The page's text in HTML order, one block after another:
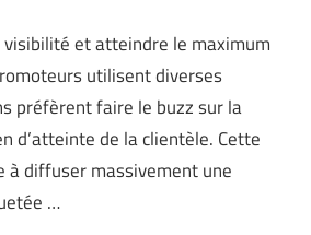
visibilité et atteindre le maximum
utilisent diverses
préfèrent faire le buzz sur la
d’atteinte de la clientèle. Cette
à diffuser massivement une
…